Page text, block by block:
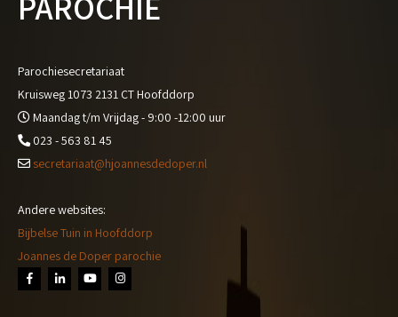
Parochiesecretariaat
Kruisweg 1073 2131 CT Hoofddorp
Maandag t/m Vrijdag - 9:00 -12:00 uur
023 - 563 81 45
secretariaat@hjoannesdedoper.nl
Andere websites:
Bijbelse Tuin in Hoofddorp
Joannes de Doper parochie